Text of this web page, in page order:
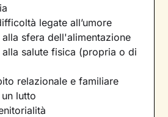
legate all’umore
sfera dell'alimentazione
salute fisica (propria o di
relazionale e familiare
lutto